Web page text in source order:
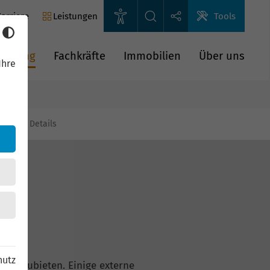
Leistungen Tools
Fachkräfte Immobilien Über uns
Details
anzubieten. Einige externe